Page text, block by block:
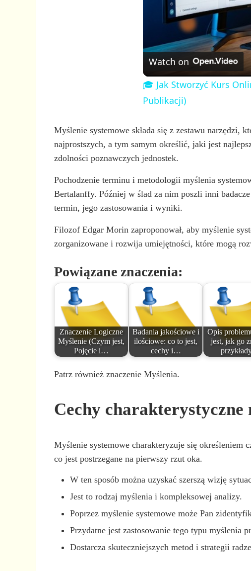
Watch on
🎓 Jak Stworzyć Kurs
Publikacji)
Myślenie systemowe składa się z zestawu narzędzi,
najprostszych, a tym samym określić, jaki jest
zdolności poznawczych jednostek.
Pochodzenie terminu i metodologii myślenia
Bertalanffy. Później w ślad za nim poszli inni
termin, jego zastosowania i wyniki.
Filozof Edgar Morin zaproponował, aby myślenie
zorganizowane i rozwija umiejętności, które mogą
Powiązane znaczenia:
Znaczenie Logiczne
Myślenie (Czym jest,
Pojęcie i…
Badania jakościowe i
ilościowe: co to jest,
cechy i…
Opis
jest, jak go
Patrz również znaczenie Myślenia.
Cechy charakterystyczne
Myślenie systemowe charakteryzuje się określeniem
co jest postrzegane na pierwszy rzut oka.
W ten sposób można uzyskać szerszą wizję
Jest to rodzaj myślenia i kompleksowej analizy.
Poprzez myślenie systemowe może Pan
Przydatne jest zastosowanie tego typu myślenia
Dostarcza skuteczniejszych metod i strategii